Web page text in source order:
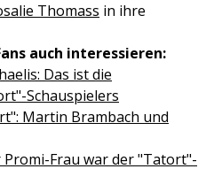
Thomass in ihre
auch interessieren:
Das ist die
Schauspielers
Martin Brambach und
Frau war der "Tatort"-